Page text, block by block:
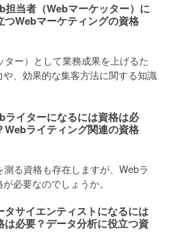
担当者（Webマーケッター）に
つWebマーケティングの資格
ー）として業務成果を上げるた
、効果的な集客方法に関する知識
ライターになるには資格は必
Webライティング関連の資格
る資格も存在しますが、Webラ
必要なのでしょうか。
タサイエンティストになるには
は必要？データ分析に役立つ資